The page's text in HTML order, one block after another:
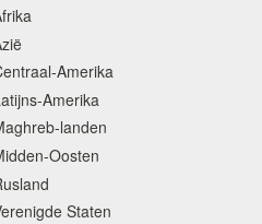
Amerika
Amerika
landen
Oosten
Staten